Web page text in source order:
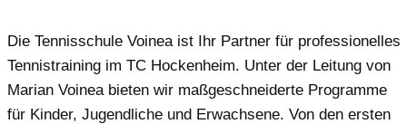
Die Tennisschule Voinea ist Ihr Partner für professionelles
Tennistraining im TC Hockenheim. Unter der Leitung von
Marian Voinea bieten wir maßgeschneiderte Programme
für Kinder, Jugendliche und Erwachsene. Von den ersten